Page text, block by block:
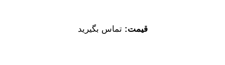
قیمت:تماس بگیرید